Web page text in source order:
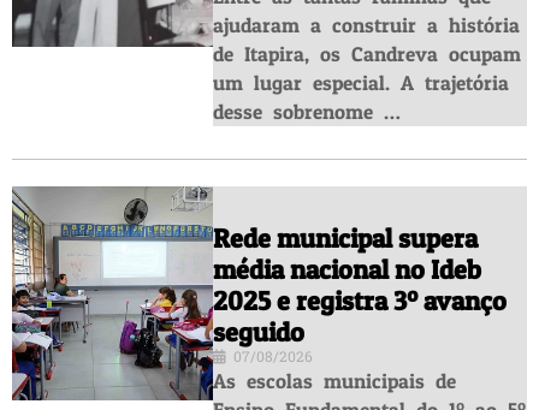
ajudaram a construir a história
de Itapira, os Candreva ocupam
um lugar especial. A trajetória
desse sobrenome …
Rede municipal supera
média nacional no Ideb
2025 e registra 3º avanço
seguido
07/08/2026
As escolas municipais de